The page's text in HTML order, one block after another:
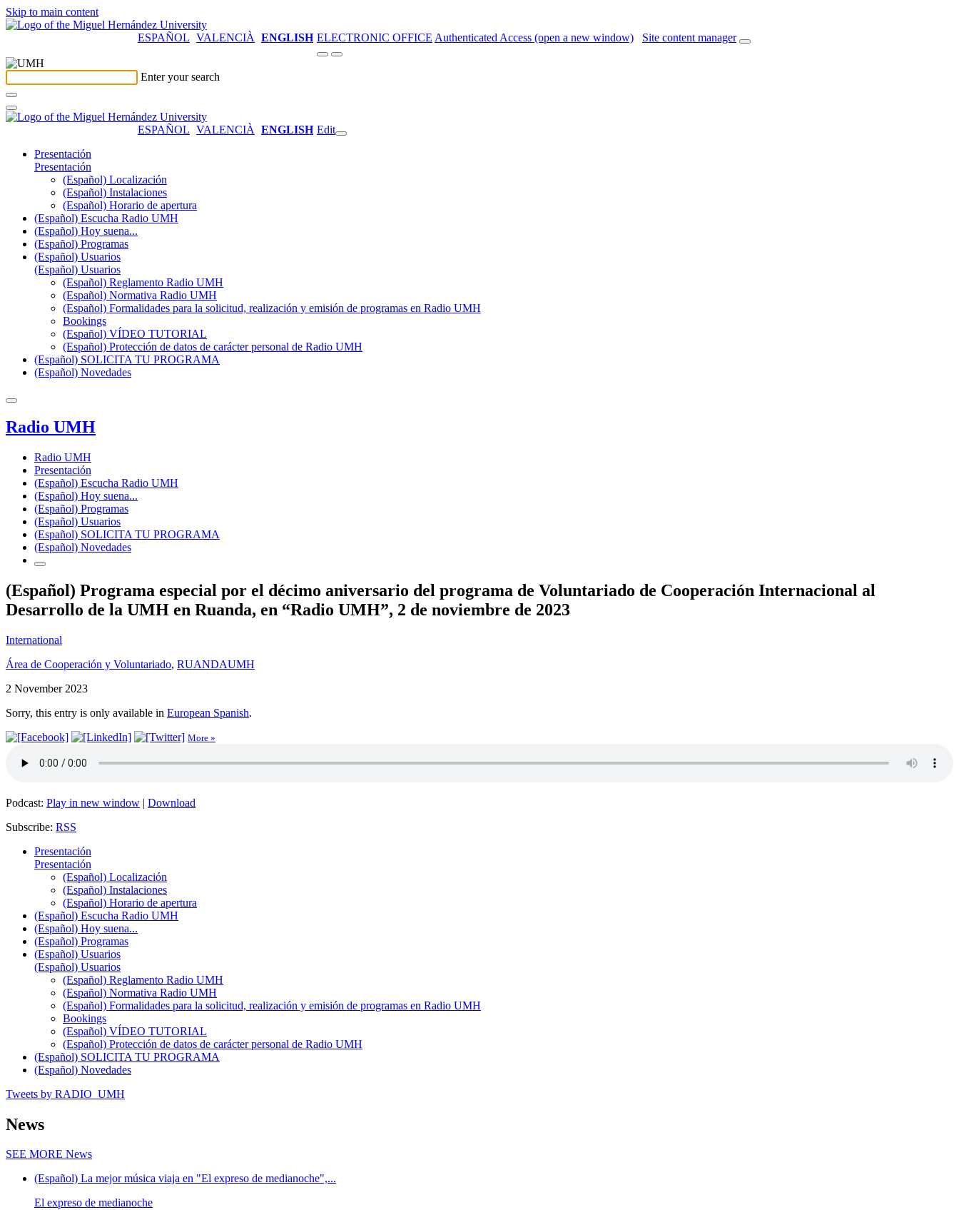
Skip to main content
ESPAÑOL VALENCIÀ ENGLISH ELECTRONIC OFFICE Authenticated Access (open a new window) Site content manager
Enter your search
ESPAÑOL VALENCIÀ ENGLISH Edit
Presentación
Presentación
(Español) Localización
(Español) Instalaciones
(Español) Horario de apertura
(Español) Escucha Radio UMH
(Español) Hoy suena...
(Español) Programas
(Español) Usuarios
(Español) Usuarios
(Español) Reglamento Radio UMH
(Español) Normativa Radio UMH
(Español) Formalidades para la solicitud, realización y emisión de programas en Radio UMH
Bookings
(Español) VÍDEO TUTORIAL
(Español) Protección de datos de carácter personal de Radio UMH
(Español) SOLICITA TU PROGRAMA
(Español) Novedades
Radio UMH
Radio UMH
Presentación
(Español) Escucha Radio UMH
(Español) Hoy suena...
(Español) Programas
(Español) Usuarios
(Español) SOLICITA TU PROGRAMA
(Español) Novedades
(Español) Programa especial por el décimo aniversario del programa de Voluntariado de Cooperación Internacional al
Desarrollo de la UMH en Ruanda, en “Radio UMH”, 2 de noviembre de 2023
International
Área de Cooperación y Voluntariado, RUANDAUMH
2 November 2023
Sorry, this entry is only available in European Spanish.
More »
Podcast: Play in new window | Download
Subscribe: RSS
Presentación
Presentación
(Español) Localización
(Español) Instalaciones
(Español) Horario de apertura
(Español) Escucha Radio UMH
(Español) Hoy suena...
(Español) Programas
(Español) Usuarios
(Español) Usuarios
(Español) Reglamento Radio UMH
(Español) Normativa Radio UMH
(Español) Formalidades para la solicitud, realización y emisión de programas en Radio UMH
Bookings
(Español) VÍDEO TUTORIAL
(Español) Protección de datos de carácter personal de Radio UMH
(Español) SOLICITA TU PROGRAMA
(Español) Novedades
Tweets by RADIO_UMH
News
SEE MORE News
(Español) La mejor música viaja en "El expreso de medianoche",...
El expreso de medianoche